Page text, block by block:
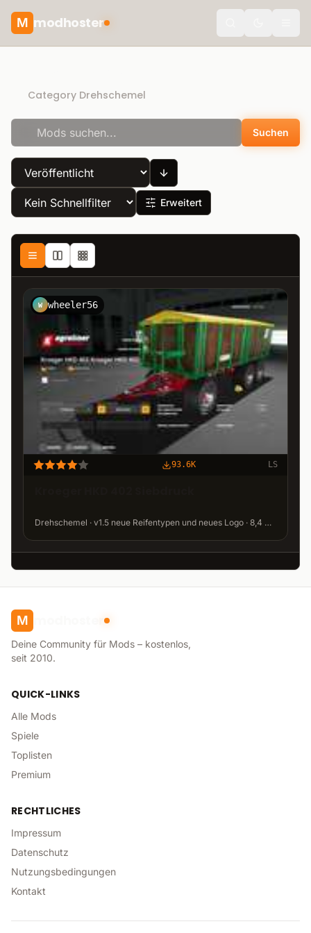
M modhoster
Category Drehschemel
Suchen
Erweitert
W wheeler56
93.6K LS
Drehschemel · v1.5 neue Reifentypen und neues Logo · 8,4 MB
M
Deine Community für Mods – kostenlos,
seit 2010.
QUICK-LINKS
Alle Mods
Spiele
Toplisten
Premium
RECHTLICHES
Impressum
Datenschutz
Nutzungsbedingungen
Kontakt